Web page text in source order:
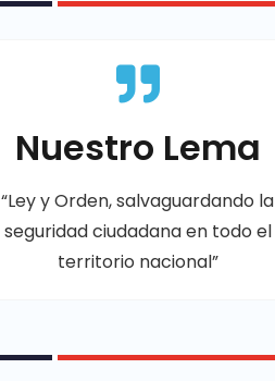
Nuestro Lema
“Ley y Orden, salvaguardando la
seguridad ciudadana en todo el
territorio nacional”